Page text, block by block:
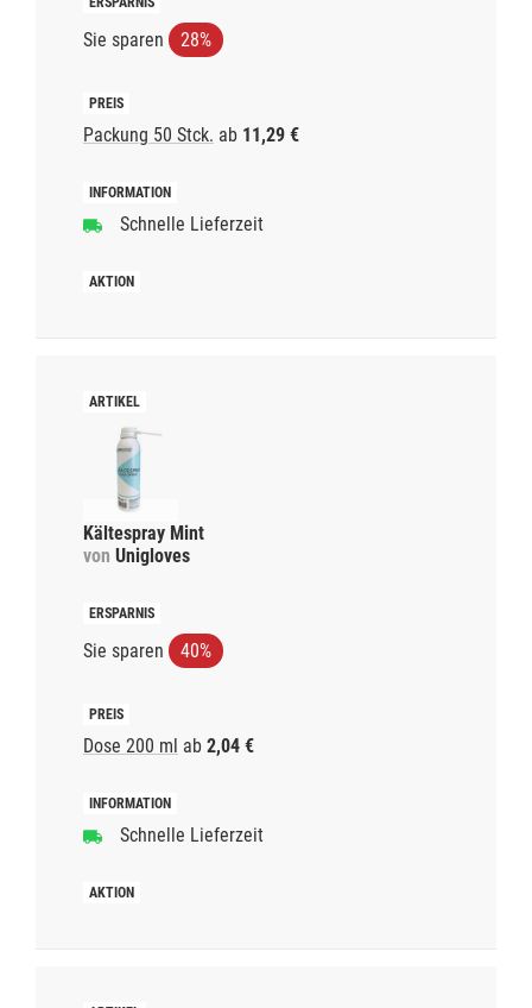
Sie sparen 28%
Packung 50 Stck. ab 11,29 €
Schnelle Lieferzeit
Kältespray Mint
von Unigloves
Sie sparen 40%
Dose 200 ml ab 2,04 €
Schnelle Lieferzeit